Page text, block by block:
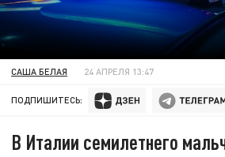
САША БЕЛАЯ 24 АПРЕЛЯ 13:47
ПОДПИШИТЕСЬ:
В Италии семилетнего